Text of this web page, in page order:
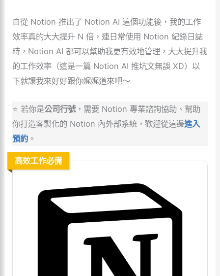
自從 Notion 推出了 Notion AI 這個功能後，我的工作
效率真的大大提升 N 倍，連日常使用 Notion 紀錄日誌
時，Notion AI 都可以幫助我更有效地管理，大大提升我
的工作效率（這是一篇 Notion AI 推坑文無誤 XD）以
下就讓我來好好跟你娓娓道來吧～
⭐ 若你是公司行號，需要 Notion 專業諮詢協助、幫助
你打造客製化的 Notion 內外部系統，歡迎從這邊進入
預約 。
高效工作必備